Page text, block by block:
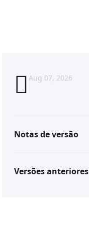
Aug 07, 2026
Notas de versão
Versões anteriores